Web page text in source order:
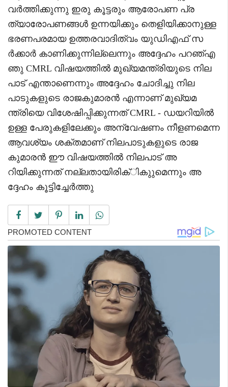
വർത്തിക്കുന്നു ഇരു കൂട്ടരും ആരോപണ പ്ര
ത്യാരോപണങ്ങൾ ഉന്നയിക്കും തെളിയിക്കാനുള്ള
ഭരണപരമായ ഉത്തരവാദിത്വം യുഡിഎഫ് സ
ര്‍ക്കാര്‍ കാണിക്കുന്നില്ലെന്നും അദ്ദേഹം പറഞ്എ
ഞു CMRL വിഷയത്തിൽ മുഖ്യമന്ത്രിയുടെ നില
പാട് എന്താണെന്നും അദ്ദേഹം ചോദിച്ചു നില
പാടുകളുടെ രാജകുമാരൻ എന്നാണ് മുഖ്യമ
ന്ത്രിയെ വിശേഷിപ്പിക്കുന്നത് CMRL - ഡയറിയിൽ
ഉള്ള പേരുകളിലേക്കും അന്വേഷണം നീളണമെന്ന
ആവശ്യം ശക്തമാണ് നിലപാടുകളുടെ രാജ
കുമാരൻ ഈ വിഷയത്തിൽ നിലപാട് അ
റിയിക്കുന്നത് നല്ലതായിരിക്ികുുമെന്നും അ
ദ്ദേഹം കൂട്ടിച്ചേര്‍ത്തു